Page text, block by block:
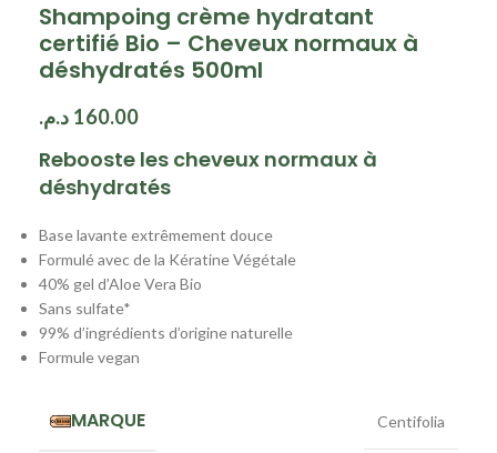
Shampoing crème hydratant
certifié Bio – Cheveux normaux à
déshydratés 500ml
160.00 د.م.
Rebooste les cheveux normaux à
déshydratés
Base lavante extrêmement douce
Formulé avec de la Kératine Végétale
40% gel d’Aloe Vera Bio
Sans sulfate*
99% d’ingrédients d’origine naturelle
Formule vegan
MARQUE Centifolia